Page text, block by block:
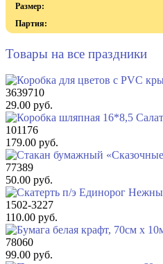
Размер:
Партия:
Товары на все праздники
3639710
29.00 руб.
101176
179.00 руб.
77389
50.00 руб.
1502-3227
110.00 руб.
78060
99.00 руб.